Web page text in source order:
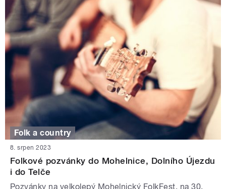
Folk a country
8. srpen 2023
Folkové pozvánky do Mohelnice, Dolního Újezdu
i do Telče
Pozvánky na velkolepý Mohelnický FolkFest, na 30.